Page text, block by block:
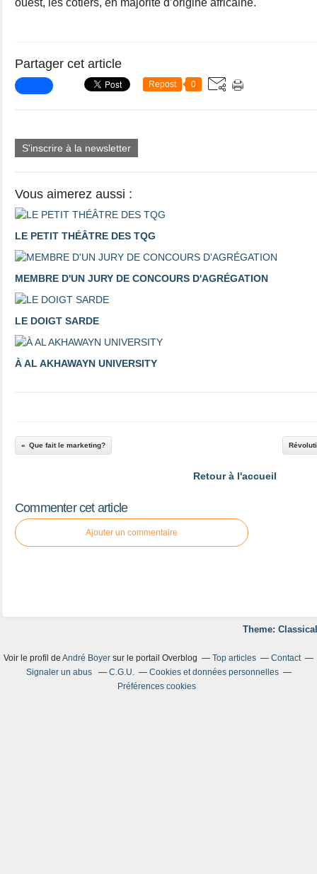
Partager cet article
Repost 0
S'inscrire à la newsletter
Vous aimerez aussi :
LE PETIT THÉÂTRE DES TQG
MEMBRE D'UN JURY DE CONCOURS D'AGRÉGATION
LE DOIGT SARDE
À AL AKHAWAYN UNIVERSITY
Que fait le marketing?
Retour à l'accueil
Commenter cet article
Ajouter un commentaire
Theme:
Voir le profil de André Boyer sur le portail Overblog Top articles
Contact
Signaler un abus
C.G.U.
Cookies et données personnelles
Préférences cookies